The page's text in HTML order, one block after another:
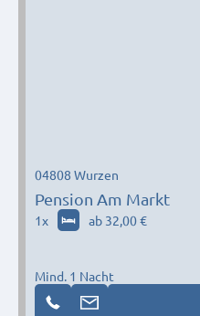
Pension Am Markt
04808 Wurzen
1x ab 32,00 €
Mind. 1 Nacht